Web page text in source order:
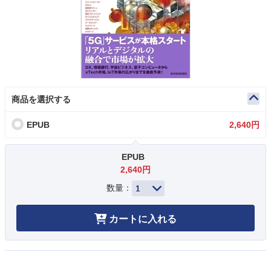
商品を選択する
EPUB 2,640円
EPUB
2,640円
数量：
カートに入れる